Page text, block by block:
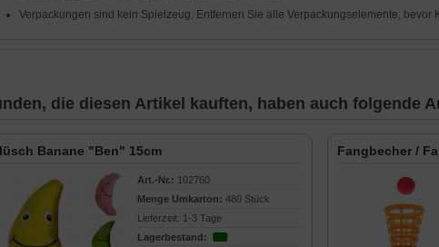
Verpackungen sind kein Spielzeug. Entfernen Sie alle Verpackungselemente, bevor
die diesen Artikel kauften, haben auch folgende
Banane "Ben" 15cm
Art.-Nr.: 102760
Menge Umkarton: 480 Stück
Lieferzeit: 1-3 Tage
Lagerbestand:
Fangbecher /